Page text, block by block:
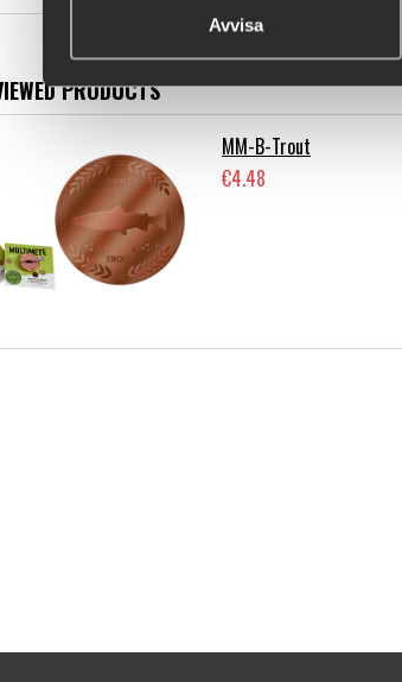
Avvisa
PRODUCTS
MM-B-Trout
€4.48